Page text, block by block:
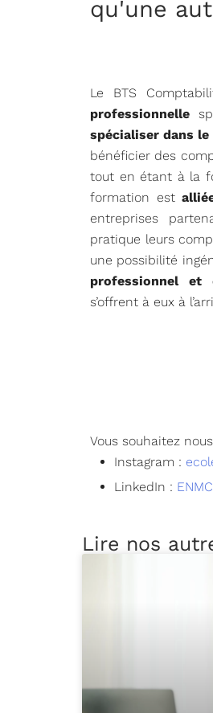
qu'une
Le BTS
professionnelle
spécialiser dans
bénéficier des
tout en étant à la
formation est
entreprises
pratique leurs
une possibilité
professionnel et
s’offrent à eux à
Vous souhaitez
Instagram :
LinkedIn :
Lire nos